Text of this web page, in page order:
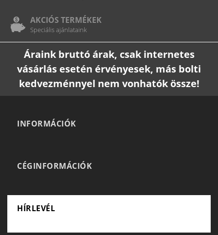
AKCIÓS TERMÉKEK
Speciális ajánlataink
Áraink bruttó árak, csak internetes
vásárlás esetén érvényesek, más bolti
kedvezménnyel nem vonhatók össze!
INFORMÁCIÓK
CÉGINFORMÁCIÓK
HÍRLEVÉL